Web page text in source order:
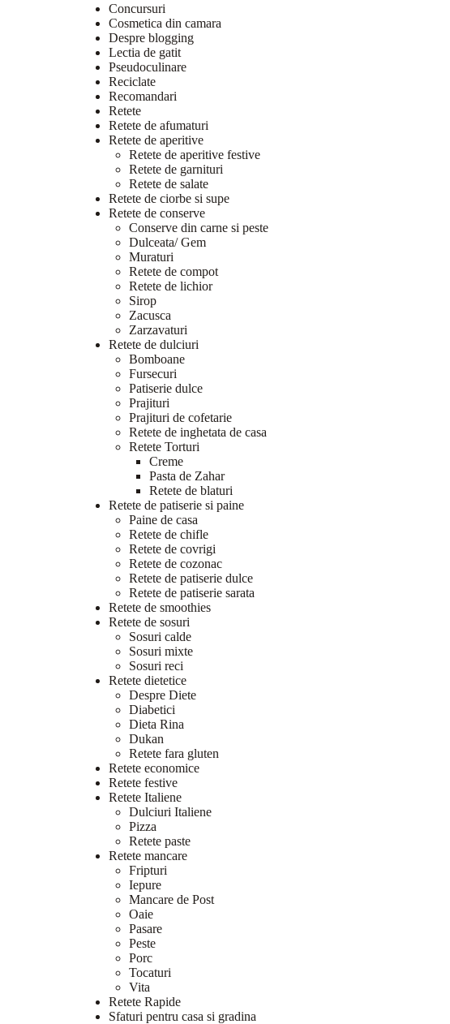
Concursuri
Cosmetica din camara
Despre blogging
Lectia de gatit
Pseudoculinare
Reciclate
Recomandari
Retete
Retete de afumaturi
Retete de aperitive
Retete de aperitive festive
Retete de garnituri
Retete de salate
Retete de ciorbe si supe
Retete de conserve
Conserve din carne si peste
Dulceata/ Gem
Muraturi
Retete de compot
Retete de lichior
Sirop
Zacusca
Zarzavaturi
Retete de dulciuri
Bomboane
Fursecuri
Patiserie dulce
Prajituri
Prajituri de cofetarie
Retete de inghetata de casa
Retete Torturi
Creme
Pasta de Zahar
Retete de blaturi
Retete de patiserie si paine
Paine de casa
Retete de chifle
Retete de covrigi
Retete de cozonac
Retete de patiserie dulce
Retete de patiserie sarata
Retete de smoothies
Retete de sosuri
Sosuri calde
Sosuri mixte
Sosuri reci
Retete dietetice
Despre Diete
Diabetici
Dieta Rina
Dukan
Retete fara gluten
Retete economice
Retete festive
Retete Italiene
Dulciuri Italiene
Pizza
Retete paste
Retete mancare
Fripturi
Iepure
Mancare de Post
Oaie
Pasare
Peste
Porc
Tocaturi
Vita
Retete Rapide
Sfaturi pentru casa si gradina